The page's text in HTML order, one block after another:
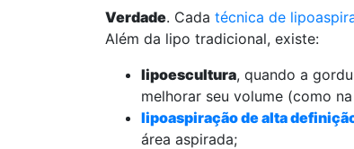
Verdade. Cada técnica de
Além da lipo tradicional, existe:
lipoescultura, quando a
melhorar seu volume (como
lipoaspiração de alta
área aspirada;